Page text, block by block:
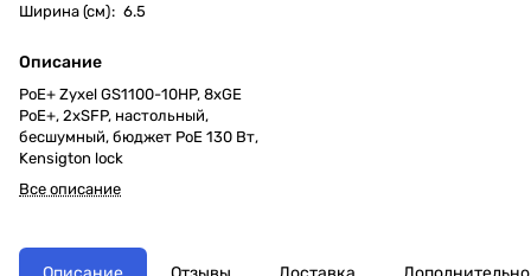
Ширина (см): 6.5
Описание
PoE+ Zyxel GS1100-10HP, 8xGE
PoE+, 2xSFP, настольный,
бесшумный, бюджет PoE 130 Вт,
Kensigton lock
Все описание